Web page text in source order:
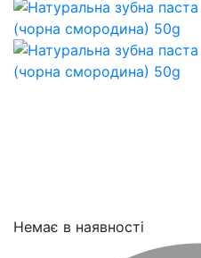
Немає в наявності